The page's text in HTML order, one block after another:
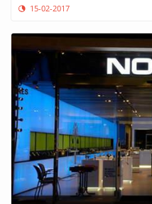
15-02-2017